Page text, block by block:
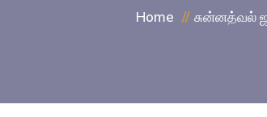
Home சுன்னத்வல்